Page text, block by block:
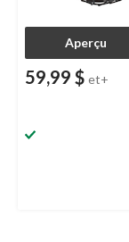
Aperçu
59,99 $ et+